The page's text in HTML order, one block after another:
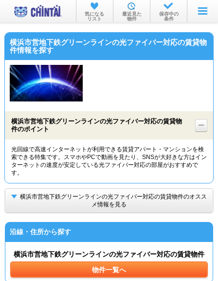
お部屋を探す
沿線・駅から
不動産会社から
気になる
リスト
最近見た
物件
保存中の
条件
横浜市営地下鉄グリーンラインの光ファイバー対応の賃貸物
件情報を探す
横浜市営地下鉄グリーンラインの光ファイバー対応の賃貸物
件のポイント
光回線で高速インターネットが利用できる賃貸アパート・マンションを検
索できる特集です。スマホやPCで動画を見たり、SNSが大好きな方はイン
ターネットの速度が安定している光ファイバー対応の部屋がおすすめで
す。
横浜市営地下鉄グリーンラインの光ファイバー対応の賃貸物件のオスス
メ情報を見る
沿線・住所から探す
横浜市営地下鉄グリーンラインの光ファイバー対応の賃貸物件
物件一覧へ